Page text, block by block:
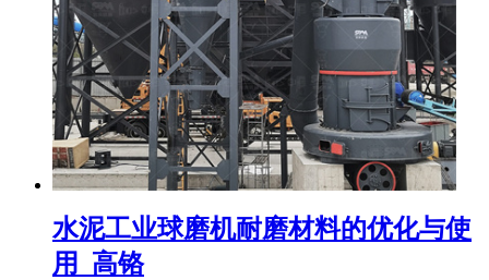
水泥工业球磨机耐磨材料的优化与使
用_高铬